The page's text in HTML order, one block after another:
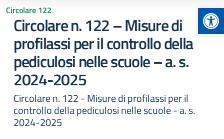
Circolare 122
Circolare n. 122 – Misure di
profilassi per il controllo della
pediculosi nelle scuole – a. s.
2024-2025
Circolare n. 122 - Misure di profilassi per il
controllo della pediculosi nelle scuole - a. s.
2024-2025